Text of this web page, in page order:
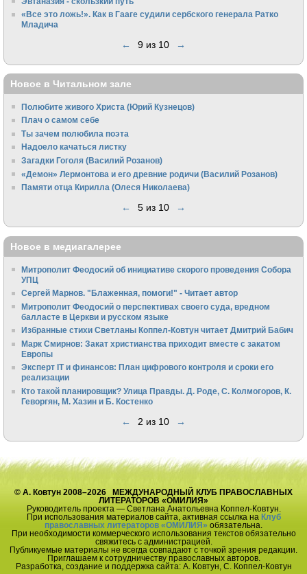
«Все это ложь!». Как в Гааге судили сербского генерала Ратко
Младича
← 9 из 10 →
Новое в Читальном зале
Полюбите живого Христа (Юрий Кузнецов)
Плач о самом себе
Ты зачем полюбила поэта
Надоело качаться листку
Загадки Гоголя (Василий Розанов)
«Демон» Лермонтова и его древние родичи (Василий Розанов)
Памяти отца Кирилла (Олеся Николаева)
← 5 из 10 →
Новое в медиагалерее
Митрополит Феодосий об инициативе скорого проведения Собора
УПЦ
Сергей Марнов. "Блаженная, помоги!" - Читает автор
Митрополит Феодосий о перспективах своего суда, вредном
балласте в Церкви и русском языке
Избранные стихи Светланы Коппел-Ковтун читает Дмитрий Бабич
Марк Смирнов: Закат христианства приходит вместе с закатом
Европы
Эксперт IT и финансов: План цифрового контроля и сроки его
реализации
Кто такой планировщик? Улица Правды. Д. Роде, С. Колмогоров, К.
Геворгян, М. Хазин и Б. Костенко
← 2 из 10 →
© А. Ковтун 2008–2026 МЕЖДУНАРОДНЫЙ КЛУБ ПРАВОСЛАВНЫХ
ЛИТЕРАТОРОВ «ОМИЛИЯ»
Руководитель проекта — Светлана Анатольевна Коппел-Ковтун.
При использования материалов сайта, активная ссылка на Клуб
православных литераторов «ОМИЛИЯ» обязательна.
При необходимости коммерческого использования текстов обязательно
свяжитесь с администрацией.
Публикуемые материалы не всегда совпадают с точкой зрения редакции.
Приглашаем к сотрудничеству православных авторов.
Разработка, создание и поддержка сайта: А. Ковтун, С. Коппел-Ковтун